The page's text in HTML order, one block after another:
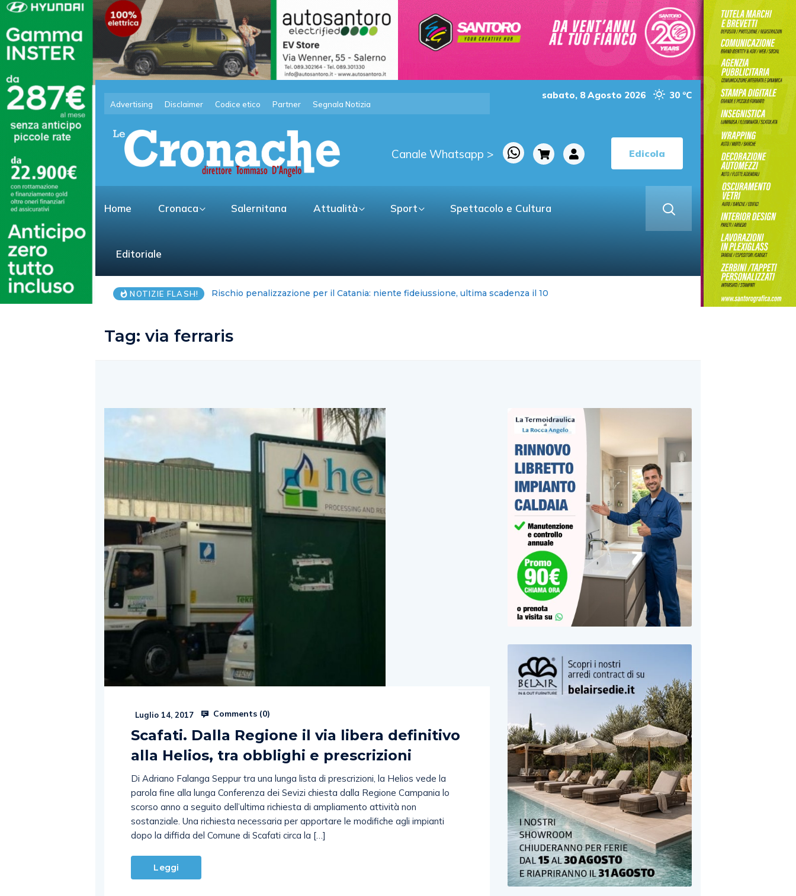
Advertising Disclaimer Codice etico Partner Segnala Notizia
sabato, 8 Agosto 2026 30 °C
Canale Whatsapp > Edicola
Home Cronaca Salernitana Attualità Sport Spettacolo e Cultura
Editoriale
NOTIZIE FLASH! Estate da record per Sistemi Salerno: sei guasti in un mese
Tag:via ferraris
Luglio 14, 2017 Comments (0)
Scafati. Dalla Regione il via libera definitivo
alla Helios, tra obblighi e prescrizioni
Di Adriano Falanga Seppur tra una lunga lista di prescrizioni, la Helios vede la
parola fine alla lunga Conferenza dei Sevizi chiesta dalla Regione Campania lo
scorso anno a seguito dell’ultima richiesta di ampliamento attività non
sostanziale. Una richiesta necessaria per apportare le modifiche agli impianti
dopo la diffida del Comune di Scafati circa la […]
Leggi